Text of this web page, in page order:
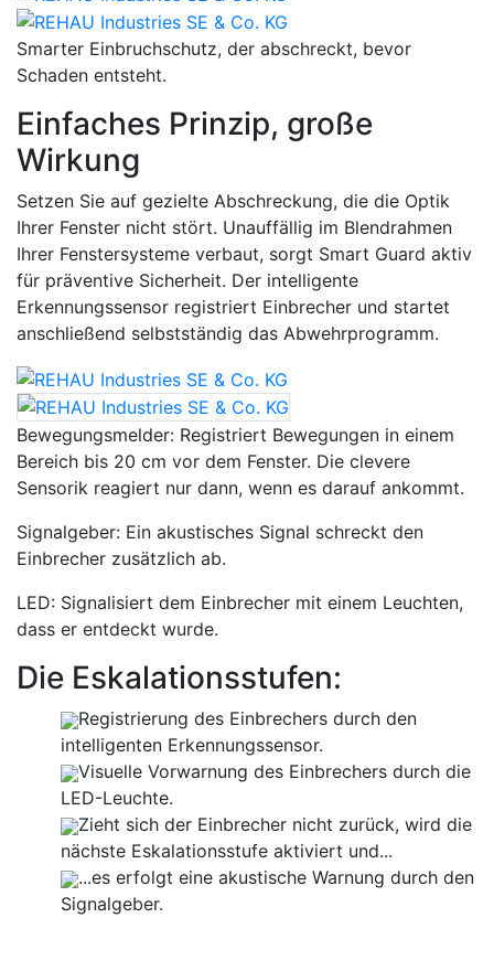
Smarter Einbruchschutz, der abschreckt, bevor
Schaden entsteht.
Einfaches Prinzip, große
Wirkung
Setzen Sie auf gezielte Abschreckung, die die Optik
Ihrer Fenster nicht stört. Unauffällig im Blendrahmen
Ihrer Fenstersysteme verbaut, sorgt Smart Guard aktiv
für präventive Sicherheit. Der intelligente
Erkennungssensor registriert Einbrecher und startet
anschließend selbstständig das Abwehrprogramm.
Bewegungsmelder: Registriert Bewegungen in einem
Bereich bis 20 cm vor dem Fenster. Die clevere
Sensorik reagiert nur dann, wenn es darauf ankommt.
Signalgeber: Ein akustisches Signal schreckt den
Einbrecher zusätzlich ab.
LED: Signalisiert dem Einbrecher mit einem Leuchten,
dass er entdeckt wurde.
Die Eskalationsstufen:
Registrierung des Einbrechers durch den
intelligenten Erkennungssensor.
Visuelle Vorwarnung des Einbrechers durch die
LED-Leuchte.
Zieht sich der Einbrecher nicht zurück, wird die
nächste Eskalationsstufe aktiviert und...
...es erfolgt eine akustische Warnung durch den
Signalgeber.